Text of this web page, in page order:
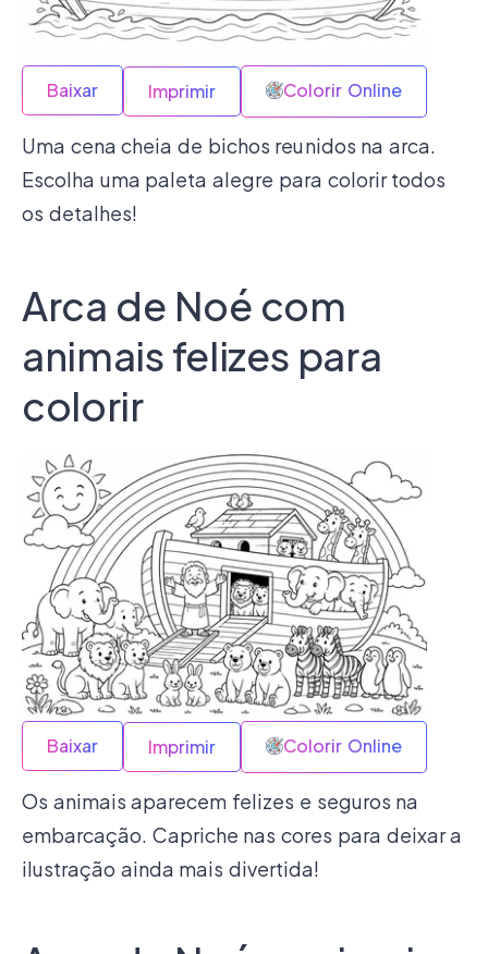
Baixar Imprimir Colorir Online
Uma cena cheia de bichos reunidos na arca.
Escolha uma paleta alegre para colorir todos
os detalhes!
Arca de Noé com
animais felizes para
colorir
Baixar Imprimir Colorir Online
Os animais aparecem felizes e seguros na
embarcação. Capriche nas cores para deixar a
ilustração ainda mais divertida!